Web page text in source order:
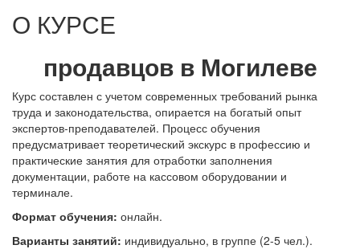
О КУРСЕ
продавцов в Могилеве
Курс составлен с учетом современных требований рынка
труда и законодательства, опирается на богатый опыт
экспертов-преподавателей. Процесс обучения
предусматривает теоретический экскурс в профессию и
практические занятия для отработки заполнения
документации, работе на кассовом оборудовании и
терминале.
Формат обучения: онлайн.
Варианты занятий: индивидуально, в группе (2-5 чел.).